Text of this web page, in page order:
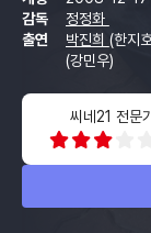
감독
정정화
출연
박진희 (한지
(강민우)
씨네21 전문